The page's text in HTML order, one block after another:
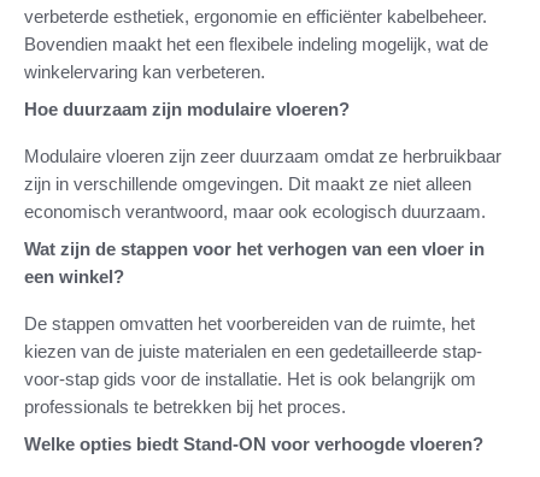
verbeterde esthetiek, ergonomie en efficiënter kabelbeheer.
Bovendien maakt het een flexibele indeling mogelijk, wat de
winkelervaring kan verbeteren.
Hoe duurzaam zijn modulaire vloeren?
Modulaire vloeren zijn zeer duurzaam omdat ze herbruikbaar
zijn in verschillende omgevingen. Dit maakt ze niet alleen
economisch verantwoord, maar ook ecologisch duurzaam.
Wat zijn de stappen voor het verhogen van een vloer in
een winkel?
De stappen omvatten het voorbereiden van de ruimte, het
kiezen van de juiste materialen en een gedetailleerde stap-
voor-stap gids voor de installatie. Het is ook belangrijk om
professionals te betrekken bij het proces.
Welke opties biedt Stand-ON voor verhoogde vloeren?